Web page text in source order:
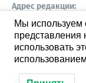
Адрес редакции:
630087,
Новосибирск
8-960-779-12-96,
Мы используем
представления
использовать